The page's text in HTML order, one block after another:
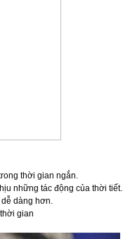
thời gian ngắn.
những tác động của thời tiết.
dàng hơn.
gian